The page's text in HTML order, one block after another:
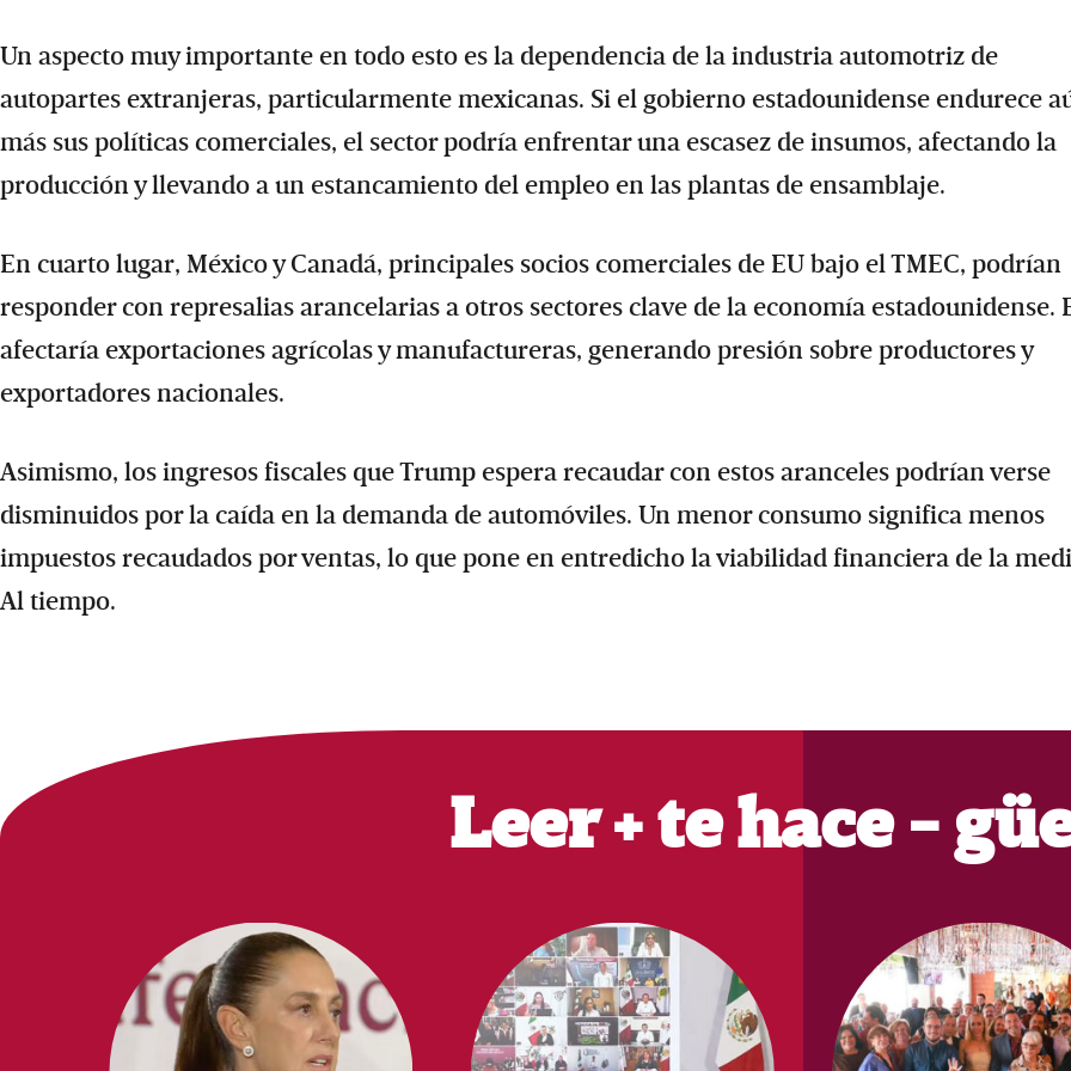
Un aspecto muy importante en todo esto es la dependencia de la industria automotriz de
autopartes extranjeras, particularmente mexicanas. Si el gobierno estadounidense endurece
más sus políticas comerciales, el sector podría enfrentar una escasez de insumos, afectando la
producción y llevando a un estancamiento del empleo en las plantas de ensamblaje.
En cuarto lugar, México y Canadá, principales socios comerciales de EU bajo el TMEC, podrían
responder con represalias arancelarias a otros sectores clave de la economía estadounidense.
afectaría exportaciones agrícolas y manufactureras, generando presión sobre productores y
exportadores nacionales.
Asimismo, los ingresos fiscales que Trump espera recaudar con estos aranceles podrían verse
disminuidos por la caída en la demanda de automóviles. Un menor consumo significa menos
impuestos recaudados por ventas, lo que pone en entredicho la viabilidad financiera de la
Al tiempo.
Leer + te hace -